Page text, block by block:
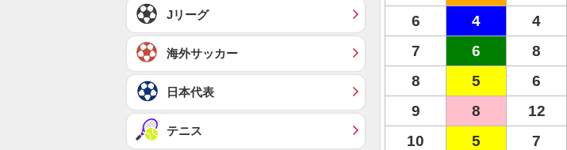
6
4 4
7
6 8
8
5 6
9
8 12
10
5 7
Jリーグ
海外サッカー
日本代表
テニス